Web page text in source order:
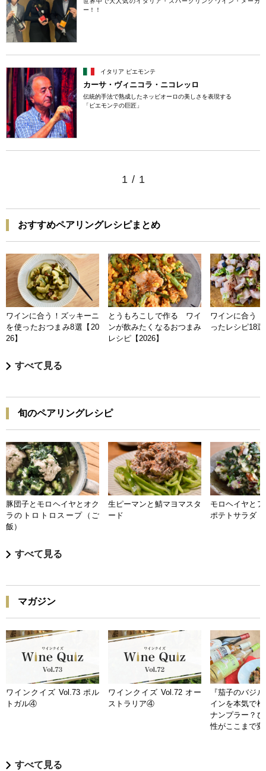
ー！！
イタリア ピエモンテ
カーサ・ヴィニコラ・ニコレッロ
伝統的手法で熟成したネッビオーロの美しさを表現する
「ピエモンテの巨匠」
1 / 1
おすすめペアリングレシピまとめ
ワインに合う！ズッキーニ
を使ったおつまみ8選【20
26】
とうもろこしで作る ワイ
ンが飲みたくなるおつまみ
レシピ【2026】
ワインに合う
ったレシピ18
すべて見る
旬のペアリングレシピ
豚団子とモロヘイヤとオク
ラのトロトロスープ（ご
飯）
生ピーマンと鯖マヨマスタ
ード
モロヘイヤと
ポテトサラダ
すべて見る
マガジン
ワインクイズ Vol.73 ポル
トガル④
ワインクイズ Vol.72 オー
ストラリア④
『茄子のバジ
インを本気で
ナンプラー？
性がここまで
すべて見る